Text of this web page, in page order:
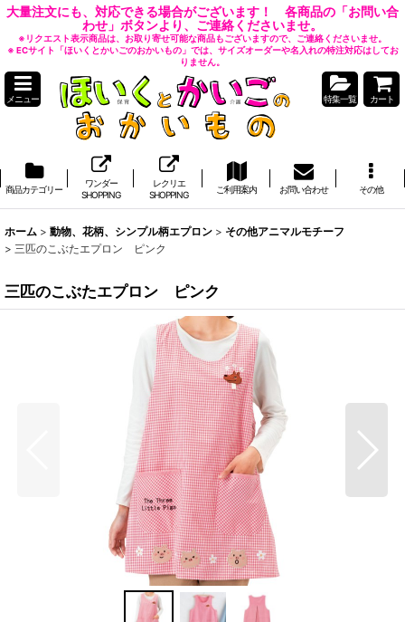
大量注文にも、対応できる場合がございます！ 各商品の「お問い合
わせ」ボタンより、ご連絡くださいませ。
※リクエスト表示商品は、お取り寄せ可能な商品もございますので、ご連絡くださいませ。
※ ECサイト「ほいくとかいごのおかいもの」では、サイズオーダーや名入れの特注対応はしてお
りません。
メニュー 特集一覧 カート
商品カテゴリー
ワンダー
SHOPPING
レクリエ
SHOPPING
ご利用案内 お問い合わせ その他
ホーム > 動物、花柄、シンプル柄エプロン > その他アニマルモチーフ
> 三匹のこぶたエプロン ピンク
三匹のこぶたエプロン ピンク